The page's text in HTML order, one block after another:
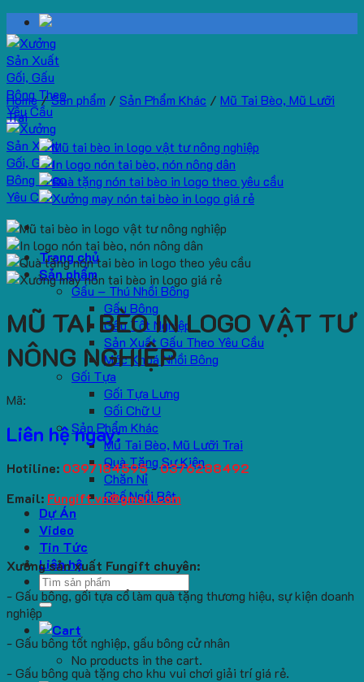
Skip
to
content
Trang chủ
Sản phẩm
Gấu – Thú Nhồi Bông
Gấu Bông
Gấu Tốt Nghiệp
Sản Xuất Gấu Theo Yêu Cầu
Móc Khoá Nhồi Bông
Gối Tựa
Gối Tựa Lưng
Gối Chữ U
Sản Phẩm Khác
Mũ Tai Bèo, Mũ Lưỡi Trai
Quà Tặng Sự Kiện
Chăn Nỉ
Ghế Ngồi Bệt
Dự Án
Video
Tin Tức
Liên hệ
Search
for:
No products in the cart.
Home/Sản phẩm / Sản Phẩm Khác / Mũ Tai Bèo, Mũ Lưỡi
Trai
MŨ TAI BÈO IN LOGO VẬT TƯ
NÔNG NGHIỆP
Mã:
Liên hệ ngay:
Hotiline: 0397184595-0376288492
Email: Fungift.vn@gmail.com
Xưởng sản xuất Fungift chuyên:
- Gấu bông, gối tựa cổ làm quà tặng thương hiệu, sự kiện doanh
nghiệp
- Gấu bông tốt nghiệp, gấu bông cử nhân
- Gấu bông quà tặng cho khu vui chơi giải trí giá rẻ.